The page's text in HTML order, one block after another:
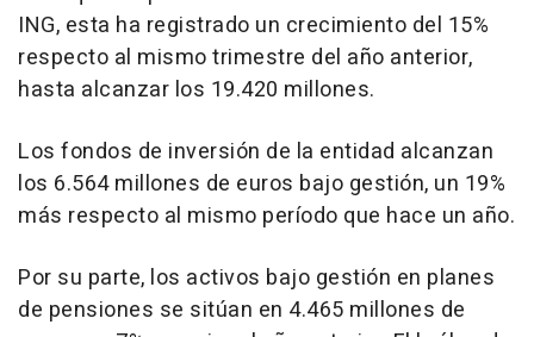
ING, esta ha registrado un crecimiento del 15%
respecto al mismo trimestre del año anterior,
hasta alcanzar los 19.420 millones.
Los fondos de inversión de la entidad alcanzan
los 6.564 millones de euros bajo gestión, un 19%
más respecto al mismo período que hace un año.
Por su parte, los activos bajo gestión en planes
de pensiones se sitúan en 4.465 millones de